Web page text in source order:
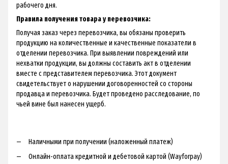
рабочего дня.
Правила получения товара у перевозчика:
Получая заказ через перевозчика, вы обязаны проверить
продукцию на количественные и качественные показатели в
отделении перевозчика. При выявлении повреждений или
нехватки продукции, вы должны составить акт в отделении
вместе с представителем перевозчика. Этот документ
свидетельствует о нарушении договоренностей со стороны
продавца и перевозчика. Будет проведено расследование, по
чьей вине был нанесен ущерб.
Наличными при получении (наложенный платеж)
Онлайн-оплата кредитной и дебетовой картой (Wayforpay)